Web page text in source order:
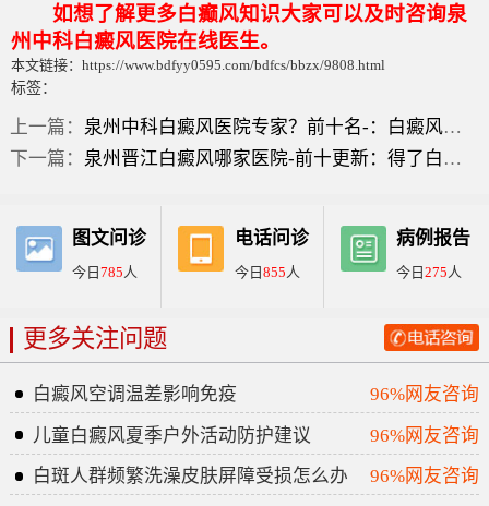
如想了解更多白癫风知识大家可以及时咨询泉
州中科白癜风医院在线医生。
本文链接：https://www.bdfyy0595.com/bdfcs/bbzx/9808.html
标签：
上一篇： 泉州中科白癜风医院专家？前十名-：白癜风症状有三点？
下一篇： 泉州晋江白癜风哪家医院-前十更新：得了白癜风什么症状？
图文问诊
今日785人
电话问诊
今日 855人
病例报告
今日275人
更多关注问题
白癜风空调温差影响免疫
96%网友咨询
儿童白癜风夏季户外活动防护建议
96%网友咨询
白斑人群频繁洗澡皮肤屏障受损怎么办
96%网友咨询